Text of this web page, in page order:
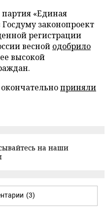
«Единая
Госдуму законопроект
регистрации
весной одобрило
высокой
приняли
на наши
(3)